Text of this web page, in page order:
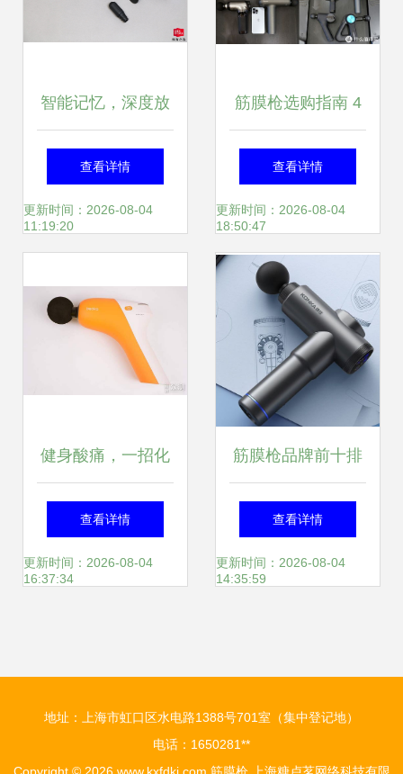
智能记忆，深度放
松 被记录扰不再挡
你的筋膜酸痛点前
查看详情
更新时间：2026-08-04
11:19:20
筋膜枪选购指南 4
款专业级筋膜枪实
测对比 倍益康、
Theragun、云麦、
Opove
查看详情
更新时间：2026-08-04
18:50:47
健身酸痛，一招化
解 倍益康静音运动
筋膜枪Q7实测体验
查看详情
更新时间：2026-08-04
16:37:34
筋膜枪品牌前十排
行榜 2025年值得
关注的十大品牌解
查看详情
更新时间：2026-08-04
14:35:59
地址：上海市虹口区水电路1388号701室（集中登记地）
电话：1650281**